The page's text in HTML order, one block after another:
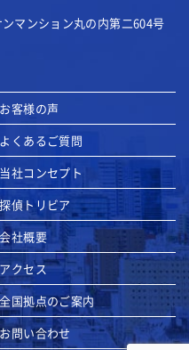
ンマンション丸の内第二604号
お客様の声
よくあるご質問
当社コンセプト
探偵トリビア
会社概要
アクセス
全国拠点のご案内
お問い合わせ